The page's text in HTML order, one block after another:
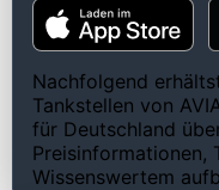
Nachfolgend
Tankstellen von
für Deutschland
Preisinformationen,
Wissenswertem